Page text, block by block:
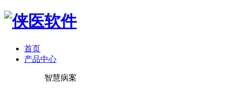
首页
产品中心
智慧病案